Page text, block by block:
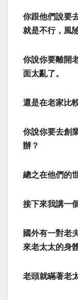
你跟他們說要
就是不行，風
你說你要離開
面太亂了。
還是在老家比
你說你要去創
辦？
總之在他們的
接下來我講一
國外有一對老
來老太太的身
老頭就瞞著老